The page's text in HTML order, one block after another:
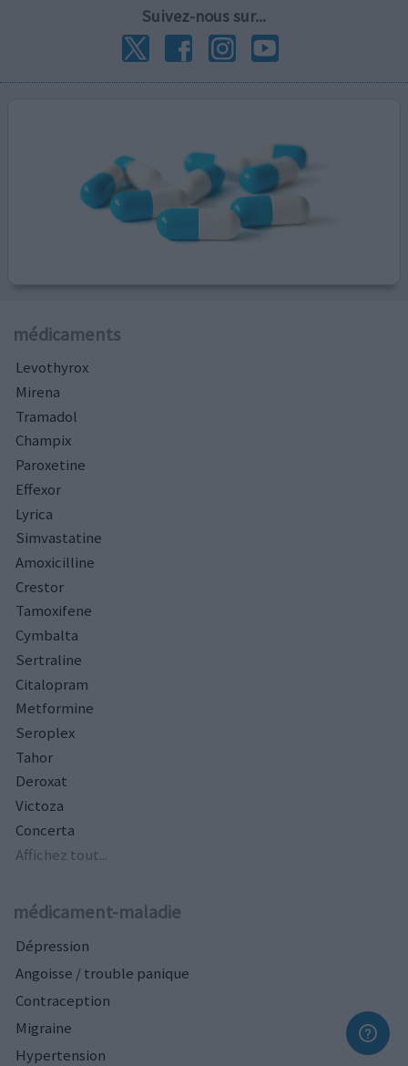
Suivez-nous sur...
médicaments
Levothyrox
Mirena
Tramadol
Champix
Paroxetine
Effexor
Lyrica
Simvastatine
Amoxicilline
Crestor
Tamoxifene
Cymbalta
Sertraline
Citalopram
Metformine
Seroplex
Tahor
Deroxat
Victoza
Concerta
Affichez tout...
médicament-maladie
Dépression
Angoisse / trouble panique
Contraception
Migraine
Hypertension